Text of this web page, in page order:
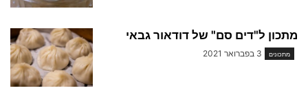
מתכון ל"דים סם" של דודאור גבאי
מתכונים 3 בפברואר 2021